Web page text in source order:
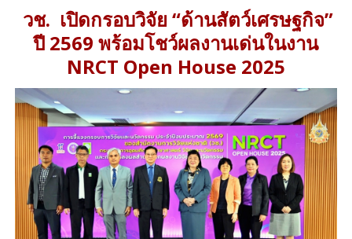
วช. เปิดกรอบวิจัย “ด้านสัตว์เศรษฐกิจ”
ปี 2569 พร้อมโชว์ผลงานเด่นในงาน
NRCT Open House 2025